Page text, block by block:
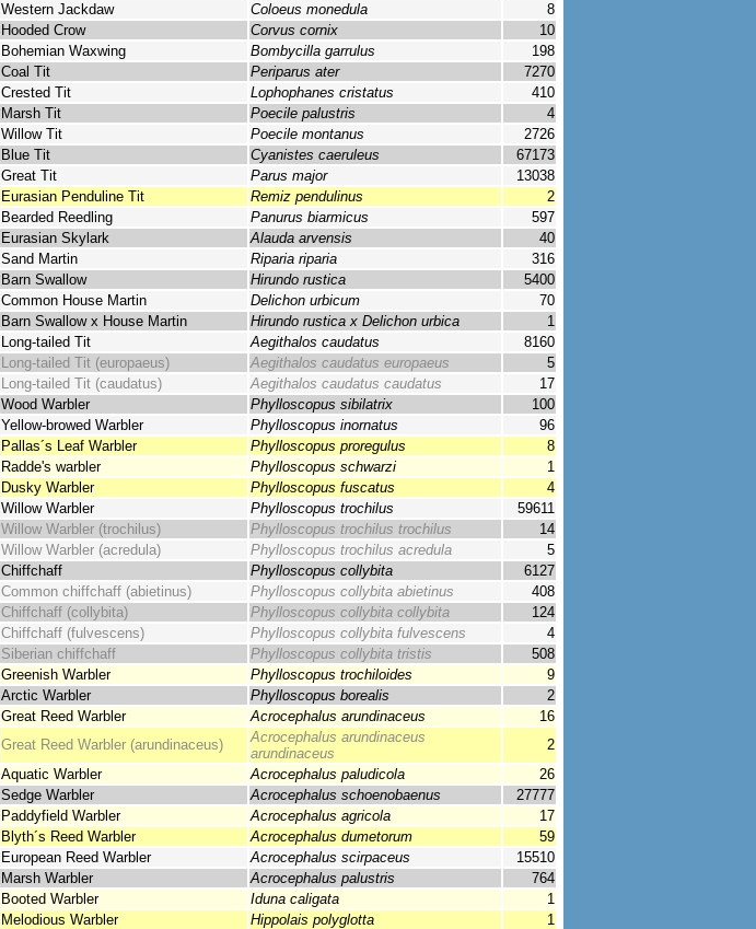
Western Jackdaw Coloeus monedula
8
Hooded Crow Corvus cornix
10
Bohemian Waxwing Bombycilla garrulus
198
Coal Tit Periparus ater
7270
Crested Tit Lophophanes cristatus
410
Marsh Tit Poecile palustris
4
Willow Tit Poecile montanus
2726
Blue Tit Cyanistes caeruleus
67173
Great Tit Parus major
13038
Eurasian Penduline Tit Remiz pendulinus
2
Bearded Reedling Panurus biarmicus
597
Eurasian Skylark Alauda arvensis
40
Sand Martin Riparia riparia
316
Barn Swallow Hirundo rustica
5400
Common House Martin Delichon urbicum
70
Barn Swallow x House Martin Hirundo rustica x Delichon urbica
1
Long-tailed Tit Aegithalos caudatus
8160
Long-tailed Tit (europaeus) Aegithalos caudatus europaeus
5
Long-tailed Tit (caudatus) Aegithalos caudatus caudatus
17
Wood Warbler Phylloscopus sibilatrix
100
Yellow-browed Warbler Phylloscopus inornatus
96
Pallas´s Leaf Warbler Phylloscopus proregulus
8
Radde's warbler Phylloscopus schwarzi
1
Dusky Warbler Phylloscopus fuscatus
4
Willow Warbler Phylloscopus trochilus
59611
Willow Warbler (trochilus) Phylloscopus trochilus trochilus
14
Willow Warbler (acredula) Phylloscopus trochilus acredula
5
Chiffchaff Phylloscopus collybita
6127
Common chiffchaff (abietinus) Phylloscopus collybita abietinus
408
Chiffchaff (collybita) Phylloscopus collybita collybita
124
Chiffchaff (fulvescens) Phylloscopus collybita fulvescens
4
Siberian chiffchaff Phylloscopus collybita tristis
508
Greenish Warbler Phylloscopus trochiloides
9
Arctic Warbler Phylloscopus borealis
2
Great Reed Warbler Acrocephalus arundinaceus
16
Great Reed Warbler (arundinaceus)
Acrocephalus arundinaceus
arundinaceus
2
Aquatic Warbler Acrocephalus paludicola
26
Sedge Warbler Acrocephalus schoenobaenus
27777
Paddyfield Warbler Acrocephalus agricola
17
Blyth´s Reed Warbler Acrocephalus dumetorum
59
European Reed Warbler Acrocephalus scirpaceus
15510
Marsh Warbler Acrocephalus palustris
764
Booted Warbler Iduna caligata
1
Melodious Warbler Hippolais polyglotta 1